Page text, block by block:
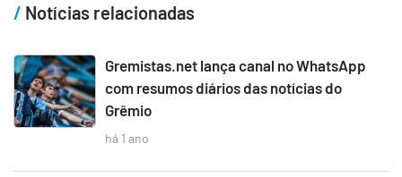
Notícias relacionadas
Gremistas.net lança canal no WhatsApp
com resumos diários das notícias do
Grêmio
há 1 ano